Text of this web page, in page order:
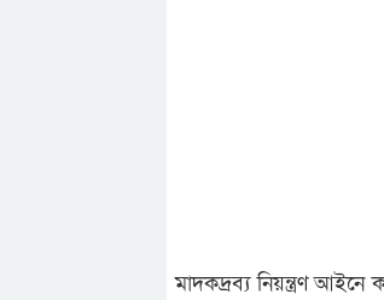
মাদকদ্রব্য নিয়ন্ত্রণ